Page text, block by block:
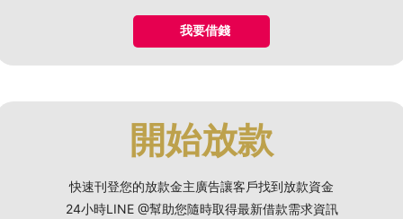
我要借錢
開始放款
快速刊登您的放款金主廣告讓客戶找到放款資金
24小時LINE @幫助您隨時取得最新借款需求資訊